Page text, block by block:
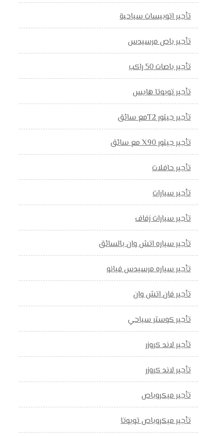
تأجير اتوبيسات سياحية
تأجير باص مرسيدس
تأجير باصات 50 راكب
تأجير تويوتا هايس
تأجير جيتور T2مع سائق
تأجير جيتور X90 مع سائق
تأجير حافلات
تأجير سيارات
تأجير سيارات زفاف
تأجير سياره اتش وان بالسائق
تأجير سياره مرسيدس فيانو
تأجير فان اتش وان
تأجير كوستر سياحي
تأجير لاند كروزر
تأجير لاند كروزر
تأجير ميكروباص
تأجير ميكروباص تويوتا